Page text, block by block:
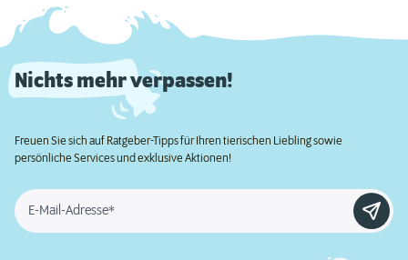
Nichts mehr verpassen!
Freuen Sie sich auf Ratgeber-Tipps für Ihren tierischen Liebling sowie
persönliche Services und exklusive Aktionen!
E-Mail-Adresse*